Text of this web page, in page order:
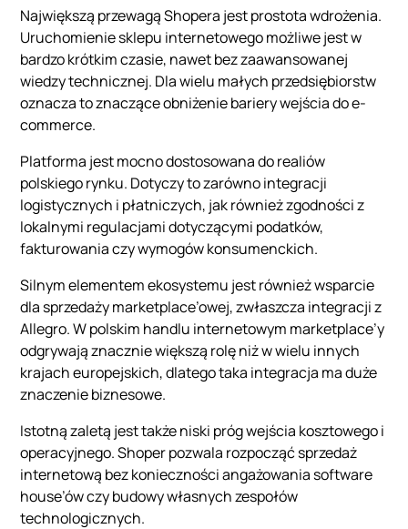
Największą przewagą Shopera jest prostota wdrożenia.
Uruchomienie sklepu internetowego możliwe jest w
bardzo krótkim czasie, nawet bez zaawansowanej
wiedzy technicznej. Dla wielu małych przedsiębiorstw
oznacza to znaczące obniżenie bariery wejścia do e-
commerce.
Platforma jest mocno dostosowana do realiów
polskiego rynku. Dotyczy to zarówno integracji
logistycznych i płatniczych, jak również zgodności z
lokalnymi regulacjami dotyczącymi podatków,
fakturowania czy wymogów konsumenckich.
Silnym elementem ekosystemu jest również wsparcie
dla sprzedaży marketplace’owej, zwłaszcza integracji z
Allegro. W polskim handlu internetowym marketplace’y
odgrywają znacznie większą rolę niż w wielu innych
krajach europejskich, dlatego taka integracja ma duże
znaczenie biznesowe.
Istotną zaletą jest także niski próg wejścia kosztowego i
operacyjnego. Shoper pozwala rozpocząć sprzedaż
internetową bez konieczności angażowania software
house’ów czy budowy własnych zespołów
technologicznych.